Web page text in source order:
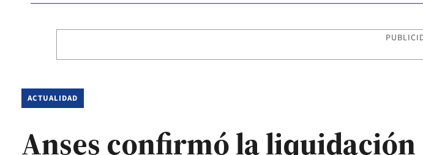
ACTUALIDAD
Anses confirmó la